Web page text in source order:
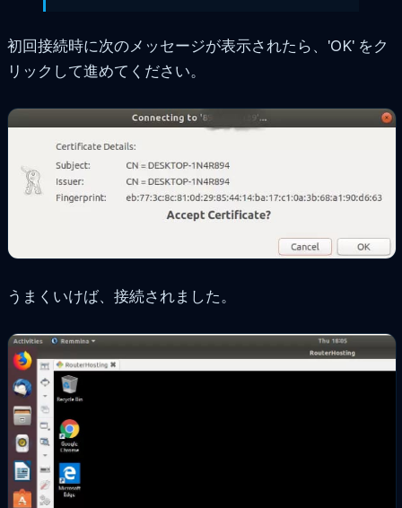
初回接続時に次のメッセージが表示されたら、'OK' をク
リックして進めてください。
うまくいけば、接続されました。